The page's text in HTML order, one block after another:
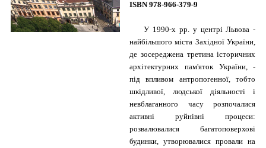
ISBN 978-966-379-9
У 1990-х pp. у центрі Львова -
найбільшого міста Західної України,
де зосереджена третина історичних
архітектурних пам'яток України, -
під впливом антропогенної, тобто
шкідливої, людської діяльності і
невблаганного часу розпочалися
активні руйнівні процеси:
розвалювалися багатоповерхові
будинки, утворювалися провали на